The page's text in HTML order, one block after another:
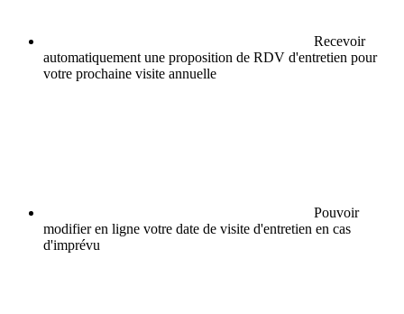
Recevoir
automatiquement une proposition de RDV d'entretien pour
votre prochaine visite annuelle
Pouvoir
modifier en ligne votre date de visite d'entretien en cas
d'imprévu